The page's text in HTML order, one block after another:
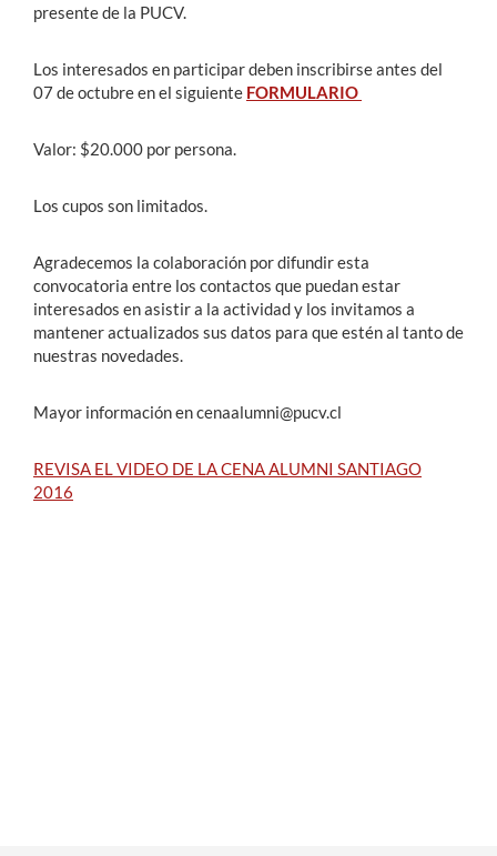
presente de la PUCV.
Los interesados en participar deben inscribirse antes del
07 de octubre en el siguiente FORMULARIO
Valor: $20.000 por persona.
Los cupos son limitados.
Agradecemos la colaboración por difundir esta
convocatoria entre los contactos que puedan estar
interesados en asistir a la actividad y los invitamos a
mantener actualizados sus datos para que estén al tanto de
nuestras novedades.
Mayor información en cenaalumni@pucv.cl
REVISA EL VIDEO DE LA CENA ALUMNI SANTIAGO
2016